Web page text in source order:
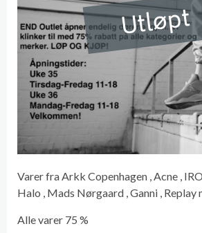
Utløpt
Varer fra Arkk Copenhagen , Acne ,
Halo , Mads Nørgaard , Ganni , Replay
Alle varer 75 %